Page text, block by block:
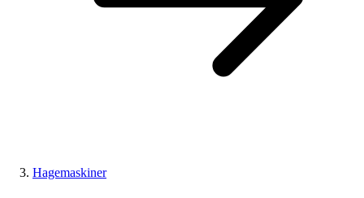
Hagemaskiner